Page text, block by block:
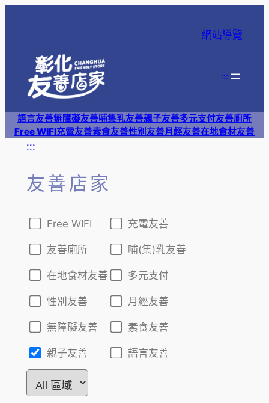
網站導覽
:::
語言友善無障礙友善哺集乳友善親子友善多元支付友善廁所
Free WIFI充電友善素食友善性別友善月經友善在地食材友善
:::
友善店家
Free WIFI 充電友善
友善廁所 哺(集)乳友善
在地食材友善 多元支付
性別友善 月經友善
無障礙友善 素食友善
親子友善 語言友善